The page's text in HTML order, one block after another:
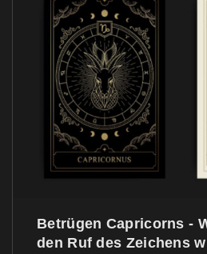
Betrügen Capricorns -
den Ruf des Zeichens